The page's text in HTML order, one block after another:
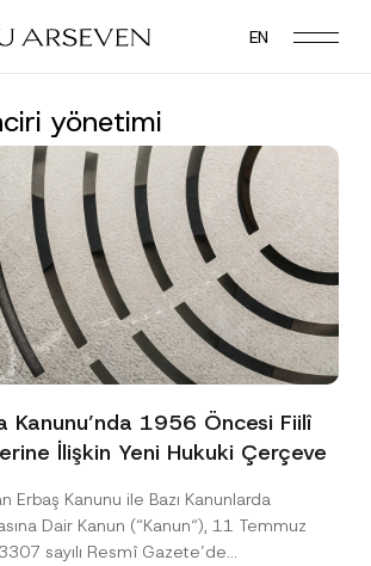
EN
yönetimi
Kanunu’nda 1956 Öncesi Fiilî
İlişkin Yeni Hukuki Çerçeve
Erbaş Kanunu ile Bazı Kanunlarda
Dair Kanun (“Kanun“), 11 Temmuz
sayılı Resmî Gazete’de